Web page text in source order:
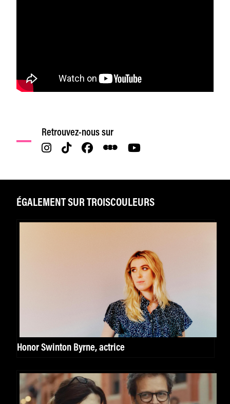
Retrouvez-nous sur
ÉGALEMENT SUR TROISCOULEURS
Honor Swinton Byrne, actrice